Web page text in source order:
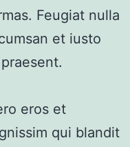
Feugiat nulla
et iusto
eros et
qui blandit